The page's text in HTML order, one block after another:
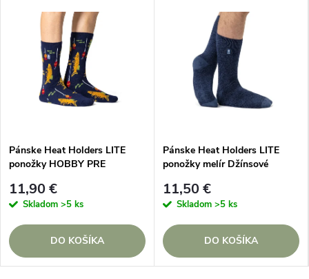
Pánske Heat Holders LITE
ponožky HOBBY PRE
11,90 €
Skladom >5 ks
DO KOŠÍKA
Pánske Heat Holders LITE
ponožky melír Džínsové
11,50 €
Skladom >5 ks
DO KOŠÍKA